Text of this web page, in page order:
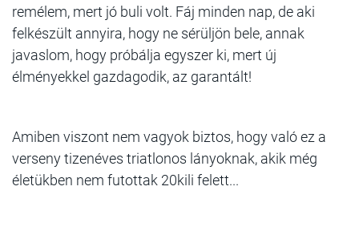
remélem, mert jó buli volt. Fáj minden nap, de aki
felkészült annyira, hogy ne sérüljön bele, annak
javaslom, hogy próbálja egyszer ki, mert új
élményekkel gazdagodik, az garantált!
Amiben viszont nem vagyok biztos, hogy való ez a
verseny tizenéves triatlonos lányoknak, akik még
életükben nem futottak 20kili felett...